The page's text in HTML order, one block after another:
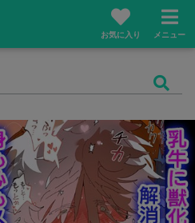
お気に入り メニュー